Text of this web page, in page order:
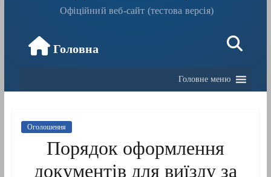
Офіційний веб-сайт (тестова версія)
Головне меню
Оголошення
Порядок оформлення
документів для виїзду за